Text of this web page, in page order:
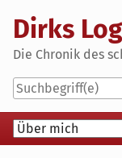
content
Dirks
Die Chronik des
Navigation